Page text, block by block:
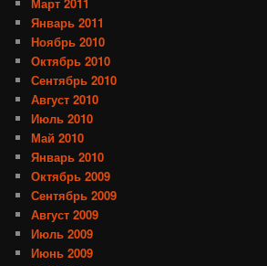
Январь 2011
Ноябрь 2010
Октябрь 2010
Сентябрь 2010
Август 2010
Июль 2010
Май 2010
Январь 2010
Октябрь 2009
Сентябрь 2009
Август 2009
Июль 2009
Июнь 2009